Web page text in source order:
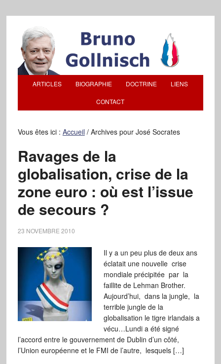
ARTICLES BIOGRAPHIE DOCTRINE LIENS
CONTACT
Vous êtes ici : Accueil /Archives pour José Socrates
Ravages de la
globalisation, crise de la
zone euro : où est l’issue
de secours ?
23 NOVEMBRE 2010
Il y a un peu plus de deux ans
éclatait une nouvelle crise
mondiale précipitée par la
faillite de Lehman Brother.
Aujourd’hui, dans la jungle, la
terrible jungle de la
globalisation le tigre irlandais a
vécu…Lundi a été signé
l’accord entre le gouvernement de Dublin d’un côté,
l’Union européenne et le FMI de l’autre, lesquels […]